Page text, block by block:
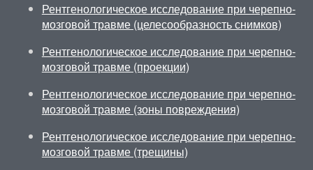
Рентгенологическое исследование при черепно-
мозговой травме (целесообразность снимков)
Рентгенологическое исследование при черепно-
мозговой травме (проекции)
Рентгенологическое исследование при черепно-
мозговой травме (зоны повреждения)
Рентгенологическое исследование при черепно-
мозговой травме (трещины)